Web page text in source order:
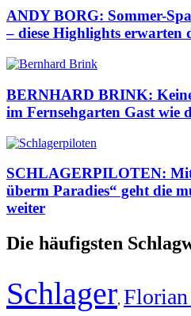
ANDY BORG: Sommer-
– diese Highlights erwarten
BERNHARD BRINK:
im Fernsehgarten Gast wie
SCHLAGERPILOTEN:
überm Paradies“ geht die
weiter
Die häufigsten
Schlager, Florian